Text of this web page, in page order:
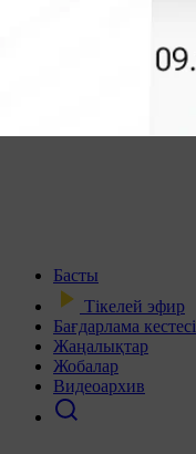
Басты
Тікелей эфир
Бағдарлама кестесі
Жаңалықтар
Жобалар
Видеоархив